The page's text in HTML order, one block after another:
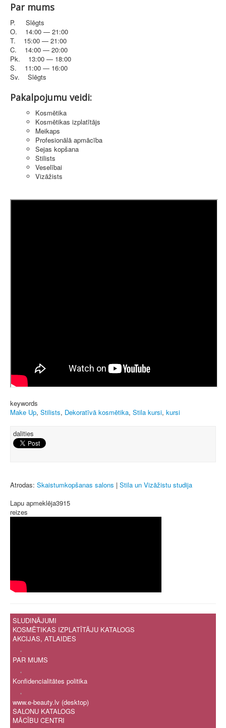
Par mums
P. Slēgts
O. 14:00 — 21:00
T. 15:00 — 21:00
C. 14:00 — 20:00
Pk. 13:00 — 18:00
S. 11:00 — 16:00
Sv. Slēgts
Pakalpojumu veidi:
Kosmētika
Kosmētikas izplatītājs
Meikaps
Profesionālā apmācība
Sejas kopšana
Stilists
Veselībai
Vizāžists
keywords
Make Up, Stilists, Dekoratīvā kosmētika, Stila kursi, kursi
dalities
Atrodas: Skaistumkopšanas salons | Stila un Vizāžistu studija
Lapu apmeklēja3915
reizes
SLUDINĀJUMI
KOSMĒTIKAS IZPLATĪTĀJU KATALOGS
AKCIJAS, ATLAIDES
.
PAR MUMS
.
Konfidencialitātes politika
.
www.e-beauty.lv (desktop)
SALONU KATALOGS
MĀCĪBU CENTRI